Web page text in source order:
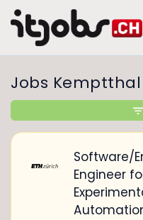
Jobs Kemptthal
Software/
Engineer